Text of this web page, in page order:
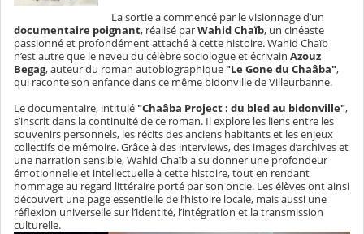
La sortie a commencé par le visionnage d’un
documentaire poignant, réalisé parWahid Chaïb, un cinéaste
passionné et profondément attaché à cette histoire. Wahid Chaïb
n’est autre que le neveu du célèbre sociologue et écrivain Azouz
Begag, auteur du roman autobiographique"Le Gone du Chaâba",
qui raconte son enfance dans ce même bidonville de Villeurbanne.
Le documentaire, intitulé"Chaâba Project : du bled au bidonville",
s’inscrit dans la continuité de ce roman. Il explore les liens entre les
souvenirs personnels, les récits des anciens habitants et les enjeux
collectifs de mémoire. Grâce à des interviews, des images d’archives et
une narration sensible, Wahid Chaïb a su donner une profondeur
émotionnelle et intellectuelle à cette histoire, tout en rendant
hommage au regard littéraire porté par son oncle. Les élèves ont ainsi
découvert une page essentielle de l’histoire locale, mais aussi une
réflexion universelle sur l’identité, l’intégration et la transmission
culturelle.